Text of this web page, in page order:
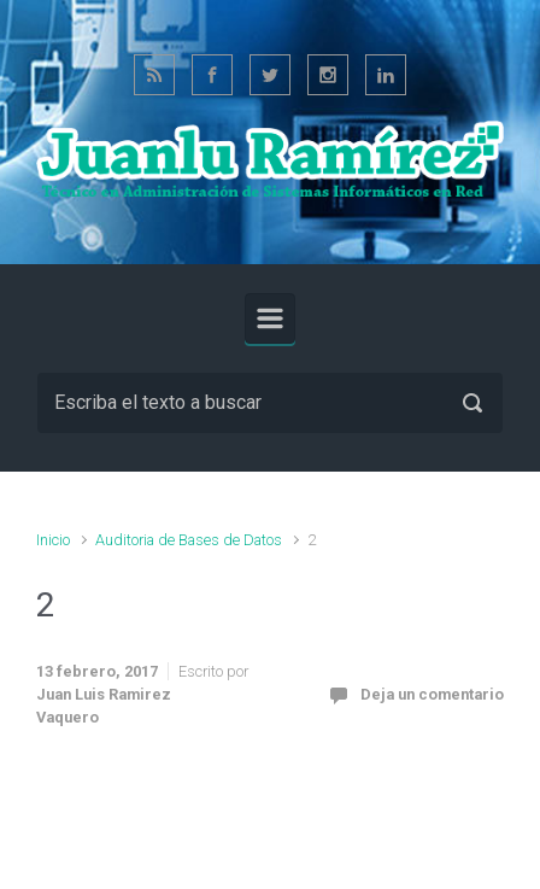
Saltar al contenido principal
Inicio Auditoria de Bases de Datos 2
2
13 febrero, 2017
Escrito por
Juan Luis Ramirez
Vaquero
Deja un comentario